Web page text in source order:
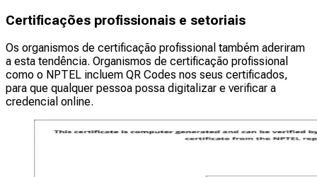
Certificações profissionais e setoriais
Os organismos de certificação profissional também aderiram
a esta tendência. Organismos de certificação profissional
como o NPTEL incluem QR Codes nos seus certificados,
para que qualquer pessoa possa digitalizar e verificar a
credencial online.